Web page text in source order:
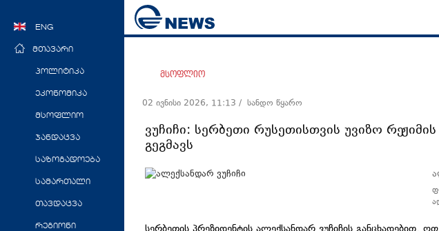
ENG
მთავარი
პოლიტიკა
ეკონომიკა
მსოფლიო
ჯანდაცვა
საზოგადოება
სამართალი
თავდაცვა
რეგიონი
მსოფლიო
02 ივნისი 2026, 11:13 / სანდო წყარო
ვუჩიჩი: სერბეთი რუსეთისთვის უვიზო
გეგმავს